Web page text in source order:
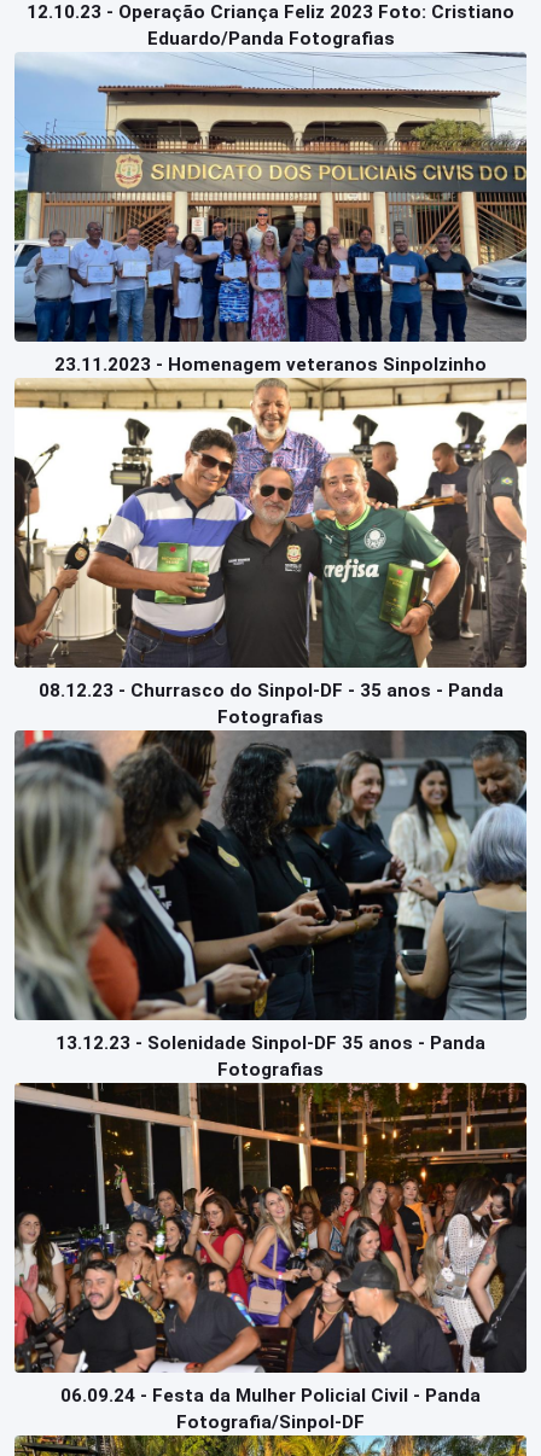
12.10.23 - Operação Criança Feliz 2023 Foto: Cristiano
Eduardo/Panda Fotografias
23.11.2023 - Homenagem veteranos Sinpolzinho
08.12.23 - Churrasco do Sinpol-DF - 35 anos - Panda
Fotografias
13.12.23 - Solenidade Sinpol-DF 35 anos - Panda
Fotografias
06.09.24 - Festa da Mulher Policial Civil - Panda
Fotografia/Sinpol-DF